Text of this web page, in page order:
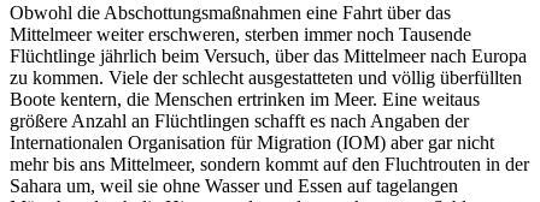
Obwohl die Abschottungsmaßnahmen eine Fahrt über das
Mittelmeer weiter erschweren, sterben immer noch Tausende
Flüchtlinge jährlich beim Versuch, über das Mittelmeer nach Europa
zu kommen. Viele der schlecht ausgestatteten und völlig überfüllten
Boote kentern, die Menschen ertrinken im Meer. Eine weitaus
größere Anzahl an Flüchtlingen schafft es nach Angaben der
Internationalen Organisation für Migration (IOM) aber gar nicht
mehr bis ans Mittelmeer, sondern kommt auf den Fluchtrouten in der
Sahara um, weil sie ohne Wasser und Essen auf tagelangen